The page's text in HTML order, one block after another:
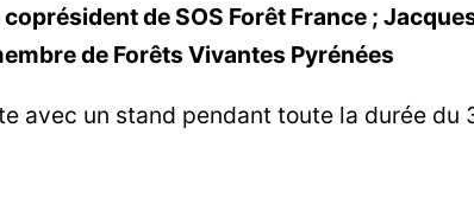
de SOS Forêt France ;
de Forêts Vivantes Pyrénées
avec un stand pendant toute la durée du